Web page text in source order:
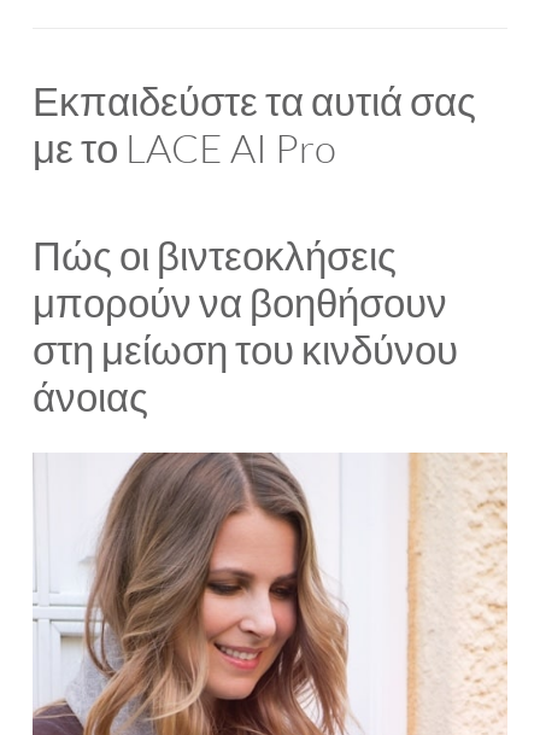
Εκπαιδεύστε τα αυτιά σας
με το LACE AI Pro
Πώς οι βιντεοκλήσεις
μπορούν να βοηθήσουν
στη μείωση του κινδύνου
άνοιας